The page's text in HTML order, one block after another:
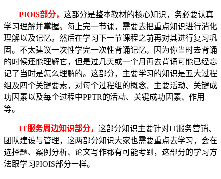
PIOIS部分， 这部分是整本教材的核心知识，务必要认真
学习理解并掌握。每上完一节课，需要去把重点知识进行消化
理解以及记忆。然后在学习下一节课程之前再对其进行复习巩
固。不太建议一次性学完一次性背诵记忆。因为你当时去背诵
的时候还能理解它，但是过几天或一个月再去背诵可能已经忘
记了当时是怎么理解的。这部分，主要学习的知识是五大过程
组及四个关键要素，对每个过程组的概念、主要活动、关键成
功因素以及每个过程中PPTR的活动、关键成功因素、作用
等。
IT服务周边知识部分， 这部分知识主要针对IT服务营销、
团队建设与管理，这两部分知识大家也需要重点去学习，会在
选择题、案例分析、论文写作都有可能考到，这部分的学习方
法跟学习PIOIS部分一样。